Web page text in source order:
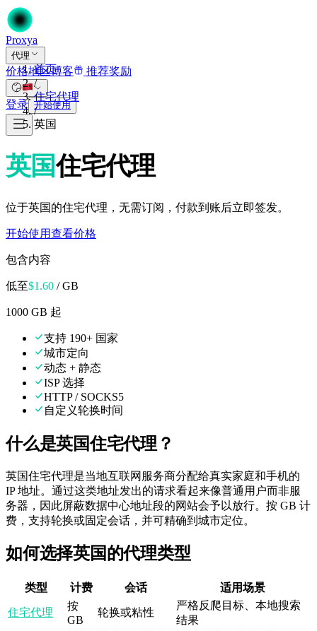
Proxya
代理
价格地区博客 推荐奖励
登录 开始使用
首页
/
住宅代理
/
英国
英国住宅代理
位于英国的住宅代理，无需订阅，付款到账后立即签发。
开始使用查看价格
包含内容
低至$1.60 / GB
1000 GB 起
支持 190+ 国家
城市定向
动态 + 静态
ISP 选择
HTTP / SOCKS5
自定义轮换时间
什么是英国住宅代理？
英国住宅代理是当地互联网服务商分配给真实家庭和手机的
IP 地址。通过这类地址发出的请求看起来像普通用户而非服
务器，因此屏蔽数据中心地址段的网站会予以放行。按 GB 计
费，支持轮换或固定会话，并可精确到城市定位。
如何选择英国的代理类型
类型 计费 会话 适用场景
住宅代理
按
GB
轮换或粘性
严格反爬目标、本地搜索
结果